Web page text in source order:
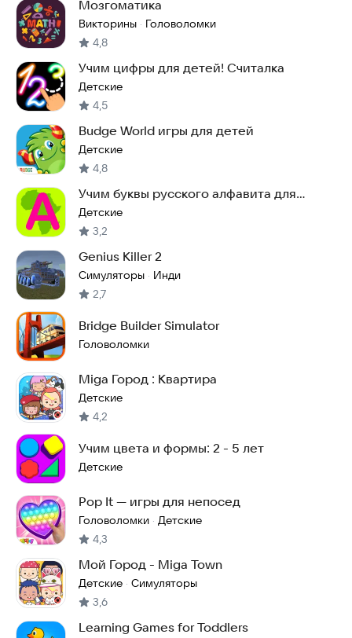
Мозгоматика
Викторины · Головоломки
4,8
Учим цифры для детей! Считалка
Детские
4,5
Budge World игры для детей
Детские
4,8
Учим буквы русского алфавита для
детей
Детские
3,2
Genius Killer 2
Симуляторы · Инди
2,7
Bridge Builder Simulator
Головоломки
Miga Город : Квартира
Детские
4,2
Учим цвета и формы: 2 - 5 лет
Детские
Pop It — игры для непосед
Головоломки · Детские
4,3
Мой Город - Miga Town
Детские · Симуляторы
3,6
Learning Games for Toddlers